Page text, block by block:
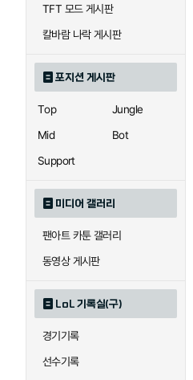
TFT 모드 게시판
칼바람 나락 게시판
포지션 게시판
Top
Jungle
Mid
Bot
Support
미디어 갤러리
팬아트 카툰 갤러리
동영상 게시판
LoL 기록실(구)
경기기록
선수기록